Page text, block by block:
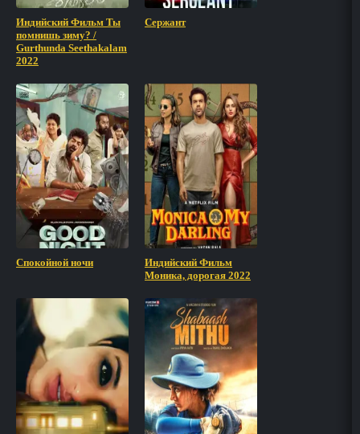
Индийский Фильм Ты
помнишь зиму? /
Gurthunda Seethakalam
2022
Сержант
Спокойной ночи
Индийский Фильм
Моника, дорогая 2022